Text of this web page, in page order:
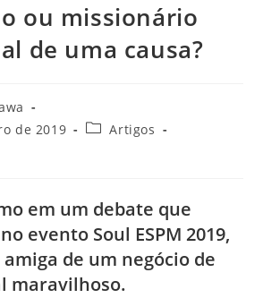
ou missionário
de uma causa?
de 2019
Artigos
em um debate que
evento Soul ESPM 2019,
de um negócio de
maravilhoso.